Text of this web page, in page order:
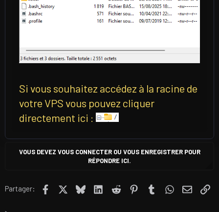
Si vous souhaitez accédez à la racine de
votre VPS vous pouvez cliquer
directement ici :
VOUS DEVEZ VOUS CONNECTER OU VOUS ENREGISTRER POUR
RÉPONDRE ICI.
Partager: Facebook BlueskyLinkedIn
Reddit PinterestTumblrWhatsApp
E-mail